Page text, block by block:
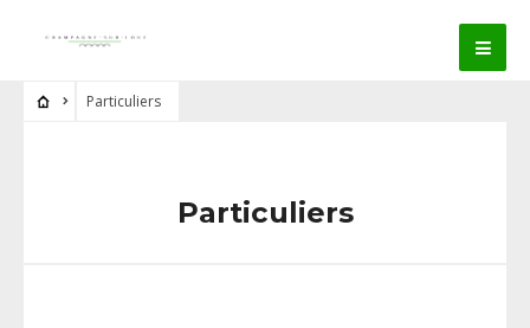
Particuliers
Particuliers